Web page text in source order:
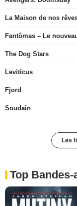
La Maison de nos
Fantômas – Le
The Dog Stars
Leviticus
Fjord
Soudain
Les
Top